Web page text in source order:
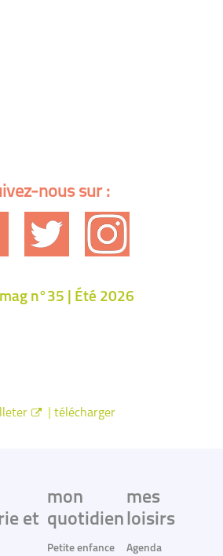
nous sur :
n°35 | Été 2026
télécharger
et
mon
quotidien
Petite enfance
mes
loisirs
Agenda